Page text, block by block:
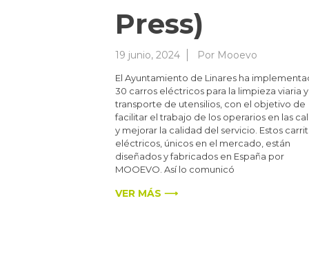
Press)
19 junio, 2024 Por Mooevo
El Ayuntamiento de Linares ha
30 carros eléctricos para la limpieza viaria
transporte de utensilios, con el objetivo de
facilitar el trabajo de los operarios en las
y mejorar la calidad del servicio. Estos
eléctricos, únicos en el mercado, están
diseñados y fabricados en España por
MOOEVO. Así lo comunicó
VER MÁS ⟶